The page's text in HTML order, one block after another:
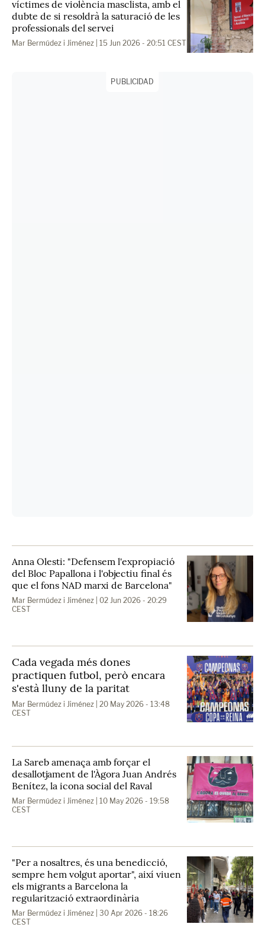
víctimes de violència masclista, amb el
dubte de si resoldrà la saturació de les
professionals del servei
Mar Bermúdez i Jiménez | 15 Jun 2026 - 20:51 CEST
PUBLICIDAD
Anna Olesti: "Defensem l'expropiació
del Bloc Papallona i l'objectiu final és
que el fons NAD marxi de Barcelona"
Mar Bermúdez i Jiménez | 02 Jun 2026 - 20:29
CEST
Cada vegada més dones
practiquen futbol, però encara
s'està lluny de la paritat
Mar Bermúdez i Jiménez | 20 May 2026 - 13:48
CEST
La Sareb amenaça amb forçar el
desallotjament de l'Àgora Juan Andrés
Benítez, la icona social del Raval
Mar Bermúdez i Jiménez | 10 May 2026 - 19:58
CEST
"Per a nosaltres, és una benedicció,
sempre hem volgut aportar", així viuen
els migrants a Barcelona la
regularització extraordinària
Mar Bermúdez i Jiménez | 30 Apr 2026 - 18:26
CEST